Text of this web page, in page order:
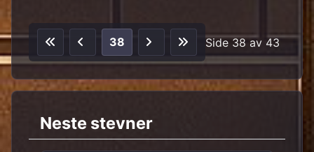
Side 38 av 43
38
Neste stevner